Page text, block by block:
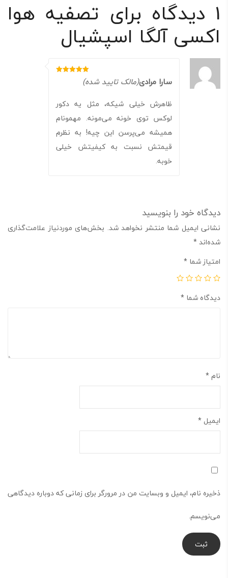
انتشار هوای پاک و غنی از اکسیژن:
هوای تصفیه‌شده و غنی از
اکسیژن از دو مسیر به محیط بازمی‌گردد و کیفیت هوای اطراف بهبود
می‌یابد.
1 دیدگاه برای تصفیه هوا
اکسی آلگا اسپشیال
نمره سارا مرادی(مالک تایید شده)
ظاهرش خیلی شیکه، مثل یه دکور
لوکس توی خونه می‌مونه. مهمونام
همیشه می‌پرسن این چیه! به نظرم
قیمتش نسبت به کیفیتش خیلی
خوبه.
دیدگاه خود را بنویسید
نشانی ایمیل شما منتشر نخواهد شد. بخش‌های موردنیاز علامت‌گذاری
شده‌اند*
امتیاز شما *
دیدگاه شما *
نام*
ایمیل *
ذخیره نام، ایمیل و وبسایت من در مرورگر برای زمانی که دوباره دیدگاهی
می‌نویسم.